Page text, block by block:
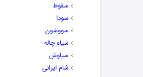
سقوط
سودا
سووشون
سیاه چاله
سیاوش
شام ایرانی